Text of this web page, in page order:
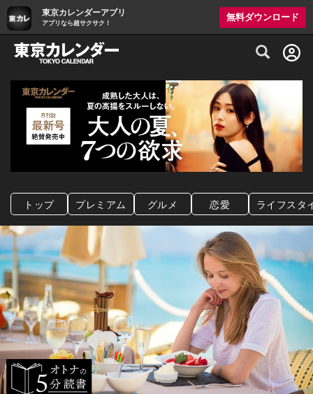
東京カレンダーアプリ
アプリなら超サクサク！
無料ダウンロード
グルメ情報・プレミアムレストラン予約
トップ プレミアム グルメ 恋愛 ライフスタ